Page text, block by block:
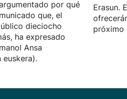
por qué
que, el
dieciocho
ha expresado
Ansa
euskera).
Erasun.
próximo